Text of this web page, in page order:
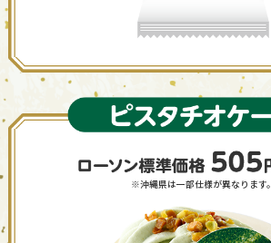
※沖縄県は一部仕様が異なります。